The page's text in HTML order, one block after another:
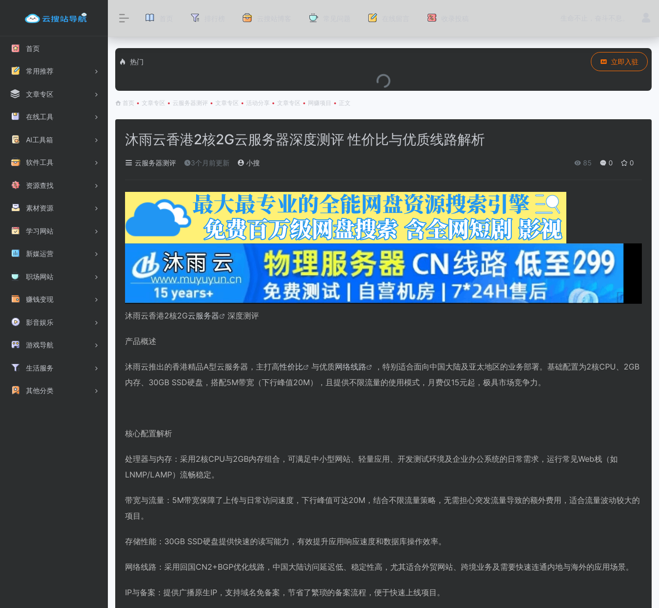
首页
常用推荐
文章专区
在线工具
AI工具箱
软件工具
资源查找
素材资源
学习网站
新媒运营
职场网站
赚钱变现
影音娱乐
游戏导航
生活服务
其他分类
热门 立即入驻
首页 • 文章专区 • 云服务器测评 • 文章专区 • 活动分享 • 文章专区 • 网赚项目 • 正文
沐雨云香港2核2G云服务器深度测评 性价比与优质线路解析
云服务器测评 3个月前更新 小搜 85 0 0
沐雨云香港2核2G云服务器 深度测评
产品概述
沐雨云推出的香港精品A型云服务器，主打高性价比 与优质网络线路
，特别适合面向中国大陆及亚太地区的业务部署。基础配置为2核CPU、2GB
内存、30GB SSD硬盘，搭配5M带宽（下行峰值20M），且提供不限流量的使用模式，月费仅15元起，极具市场竞争力。
核心配置解析
处理器与内存：采用2核CPU与2GB内存组合，可满足中小型网站、轻量应用、开发测试环境及企业办公系统的日常需求，运行常见Web栈（如
LNMP/LAMP）流畅稳定。
带宽与流量：5M带宽保障了上传与日常访问速度，下行峰值可达20M，结合不限流量策略，无需担心突发流量导致的额外费用，适合流量波动较大的
项目。
存储性能：30GB SSD硬盘提供快速的读写能力，有效提升应用响应速度和数据库操作效率。
网络线路：采用回国CN2+BGP优化线路，中国大陆访问延迟低、稳定性高，尤其适合外贸网站、跨境业务及需要快速连通内地与海外的应用场景。
IP与备案：提供广播原生IP，支持域名免备案，节省了繁琐的备案流程，便于快速上线项目。